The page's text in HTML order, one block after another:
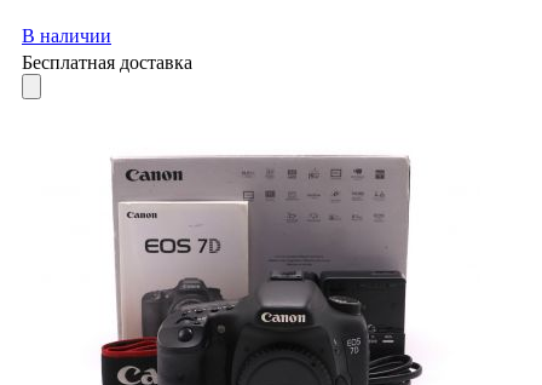
В наличии
Бесплатная доставка